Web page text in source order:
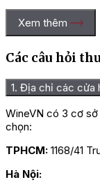
Xem thêm
Các câu hỏi
1. Địa chỉ các cửa
WineVN có 3 cơ
chọn:
TPHCM: 1168/41
Hà Nội: